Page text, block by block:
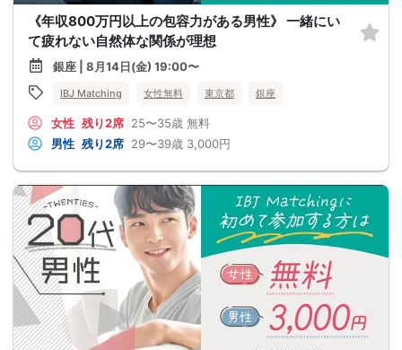
《年収800万円以上の包容力がある男性》 一緒にい
て疲れない自然体な関係が理想
銀座 | 8月14日(金) 19:00〜
IBJ Matching 女性無料 東京都 銀座
女性 残り2席 25〜35歳 無料
男性 残り2席 29〜39歳 3,000円